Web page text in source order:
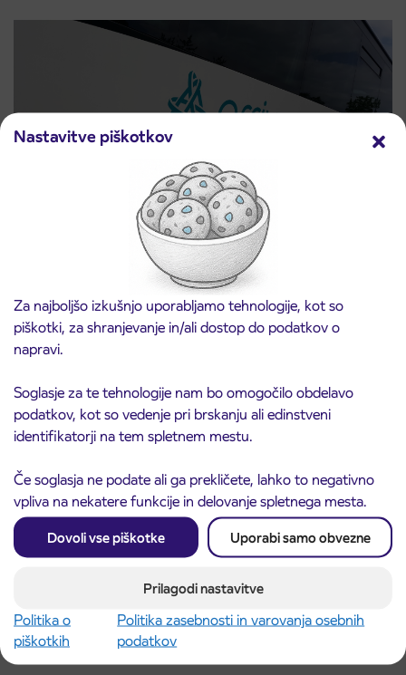
Nastavitve piškotkov
Za najboljšo izkušnjo uporabljamo tehnologije, kot so
piškotki, za shranjevanje in/ali dostop do podatkov o
napravi.
Soglasje za te tehnologije nam bo omogočilo obdelavo
podatkov, kot so vedenje pri brskanju ali edinstveni
identifikatorji na tem spletnem mestu.
Če soglasja ne podate ali ga prekličete, lahko to negativno
vpliva na nekatere funkcije in delovanje spletnega mesta.
Dovoli vse piškotke Uporabi samo obvezne
Prilagodi nastavitve
Politika o
piškotkih
Politika zasebnosti in varovanja osebnih
podatkov
Obvestilo o popolni zapori ceste
ČEŠNJEVEK – TRATA
Preberite objavo
Obvestilo o popolni zapori dela Škofjeloške
Kranj
Preberite objavo